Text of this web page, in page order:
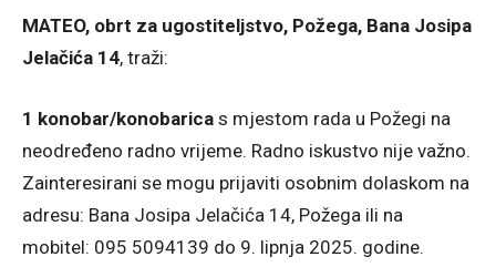
MATEO, obrt za ugostiteljstvo, Požega, Bana Josipa
Jelačića 14, traži:
1 konobar/konobarica s mjestom rada u Požegi na
neodređeno radno vrijeme. Radno iskustvo nije važno.
Zainteresirani se mogu prijaviti osobnim dolaskom na
adresu: Bana Josipa Jelačića 14, Požega ili na
mobitel: 095 5094139 do 9. lipnja 2025. godine.